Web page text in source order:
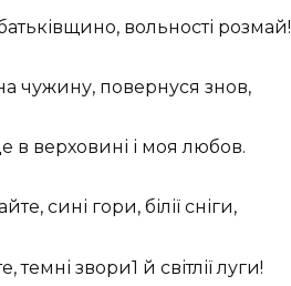
вольності розмай!
чужину, повернуся знов,
в верховині і моя любов.
сині гори, білії сніги,
темні звори1 й світлії луги!